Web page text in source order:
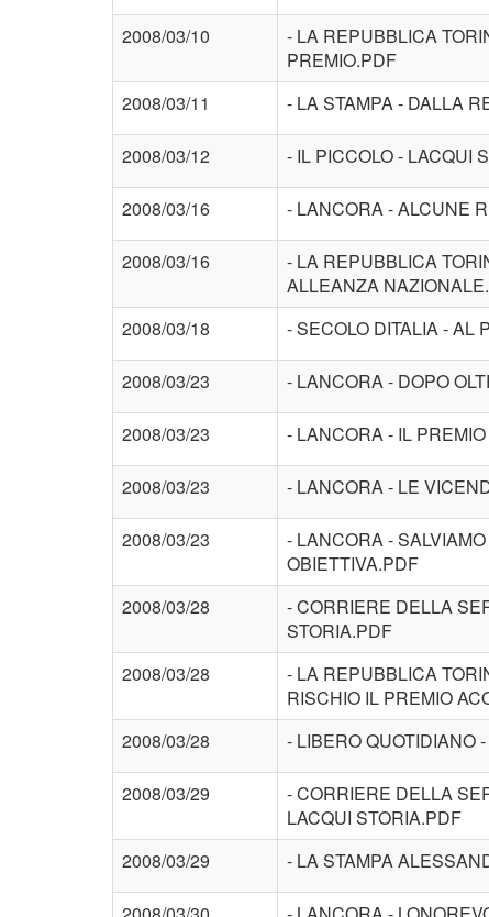
2008/03/10
- LA REPUBBLICA
PREMIO.PDF
2008/03/11 - LA STAMPA - DALLA
2008/03/12 - IL PICCOLO - LACQUI
2008/03/16 - LANCORA - ALCUNE
2008/03/16
- LA REPUBBLICA
ALLEANZA
2008/03/18 - SECOLO DITALIA - AL
2008/03/23 - LANCORA - DOPO
2008/03/23 - LANCORA - IL
2008/03/23 - LANCORA - LE
2008/03/23
- LANCORA -
OBIETTIVA.PDF
2008/03/28
- CORRIERE DELLA
STORIA.PDF
2008/03/28
- LA REPUBBLICA
RISCHIO IL PREMIO
2008/03/28 - LIBERO QUOTIDIANO
2008/03/29
- CORRIERE DELLA
LACQUI STORIA.PDF
2008/03/29 - LA STAMPA